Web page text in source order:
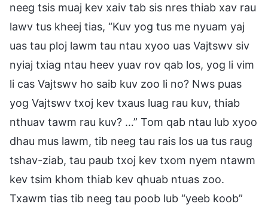
neeg tsis muaj kev xaiv tab sis nres thiab xav rau
lawv tus kheej tias, “Kuv yog tus me nyuam yaj
uas tau ploj lawm tau ntau xyoo uas Vajtswv siv
nyiaj txiag ntau heev yuav rov qab los, yog li vim
li cas Vajtswv ho saib kuv zoo li no? Nws puas
yog Vajtswv txoj kev txaus luag rau kuv, thiab
nthuav tawm rau kuv? …” Tom qab ntau lub xyoo
dhau mus lawm, tib neeg tau rais los ua tus raug
tshav-ziab, tau paub txoj kev txom nyem ntawm
kev tsim khom thiab kev qhuab ntuas zoo.
Txawm tias tib neeg tau poob lub “yeeb koob”